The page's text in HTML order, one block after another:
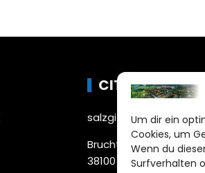
Um dir ein
Cookies, um
Wenn du
Surfverhalten
CITYLIFE!
Bruchtorwall 12
38100 Braunschweig